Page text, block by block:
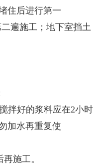
住后进行第一
遍施工；地下室挡土
拌好的浆料应在2小时
加水再重复使
施工。